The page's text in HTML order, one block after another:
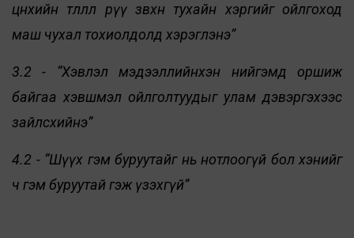
цөөнхийн төлөөлөл рүү зөвхөн тухайн хэргийг ойлгоход
маш чухал тохиолдолд хэрэглэнэ”
3.2 - “Хэвлэл мэдээллийнхэн нийгэмд оршиж
байгаа хэвшмэл ойлголтуудыг улам дэвэргэхээс
зайлсхийнэ”
4.2 - “Шүүх гэм буруутайг нь нотлоогүй бол хэнийг
ч гэм буруутай гэж үзэхгүй”